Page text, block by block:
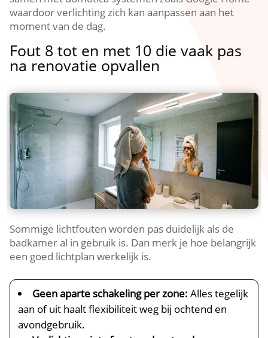
waardoor verlichting zich kan aanpassen aan het
moment van de dag.​
Fout 8 tot en met 10 die vaak pas
na renovatie opvallen
Sommige lichtfouten worden pas duidelijk als de
badkamer al in gebruik is.​ Dan merk je hoe belangrijk
een goed lichtplan werkelijk is.​
Geen aparte schakeling per zone: Alles tegelijk
aan of uit haalt flexibiliteit weg bij ochtend en
avondgebruik.​